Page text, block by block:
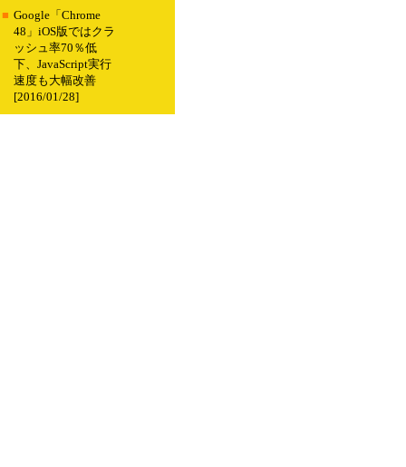
■ Google「Chrome
48」iOS版ではクラ
ッシュ率70％低
下、JavaScript実行
速度も大幅改善
[2016/01/28]